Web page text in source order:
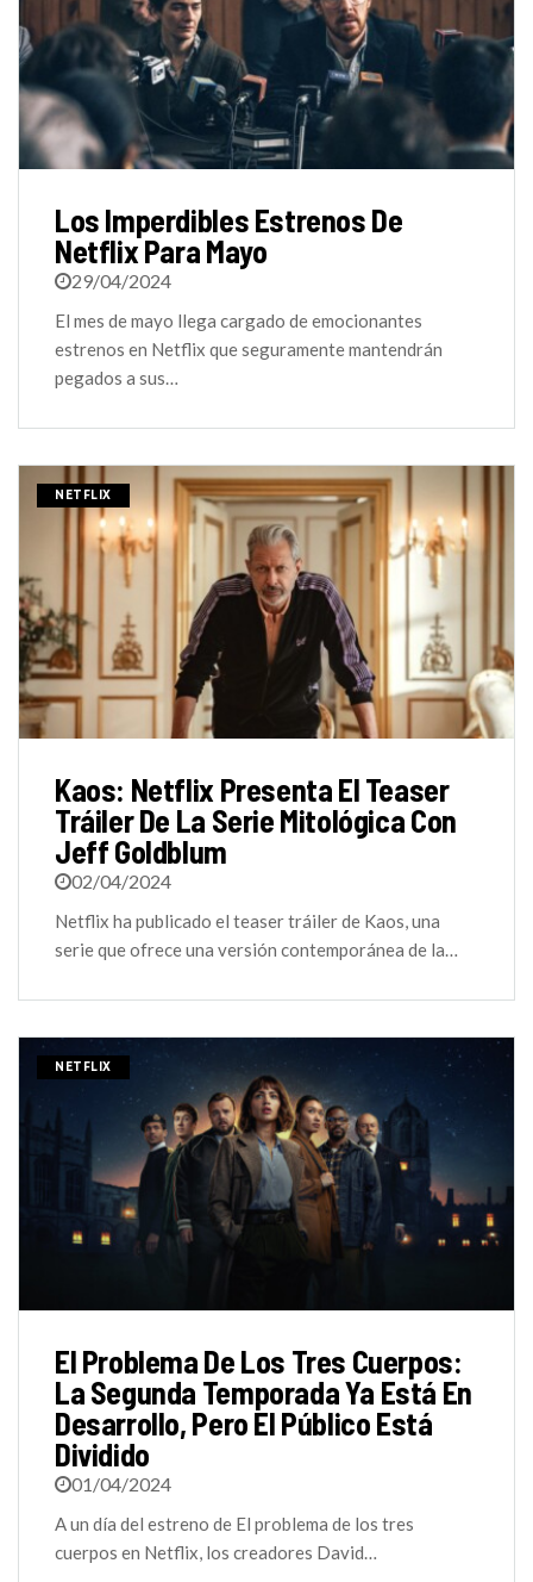
Los Imperdibles Estrenos De
Netflix Para Mayo
29/04/2024
El mes de mayo llega cargado de emocionantes
estrenos en Netflix que seguramente mantendrán
pegados a sus…
NETFLIX
Kaos: Netflix Presenta El Teaser
Tráiler De La Serie Mitológica Con
Jeff Goldblum
02/04/2024
Netflix ha publicado el teaser tráiler de Kaos, una
serie que ofrece una versión contemporánea de la…
NETFLIX
El Problema De Los Tres Cuerpos:
La Segunda Temporada Ya Está En
Desarrollo, Pero El Público Está
Dividido
01/04/2024
A un día del estreno de El problema de los tres
cuerpos en Netflix, los creadores David…